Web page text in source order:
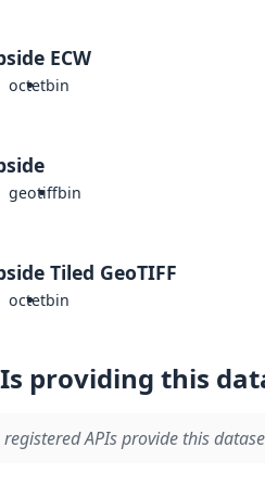
ECW
octetbin
geotiffbin
Tiled GeoTIFF
octetbin
providing this
registered APIs provide this